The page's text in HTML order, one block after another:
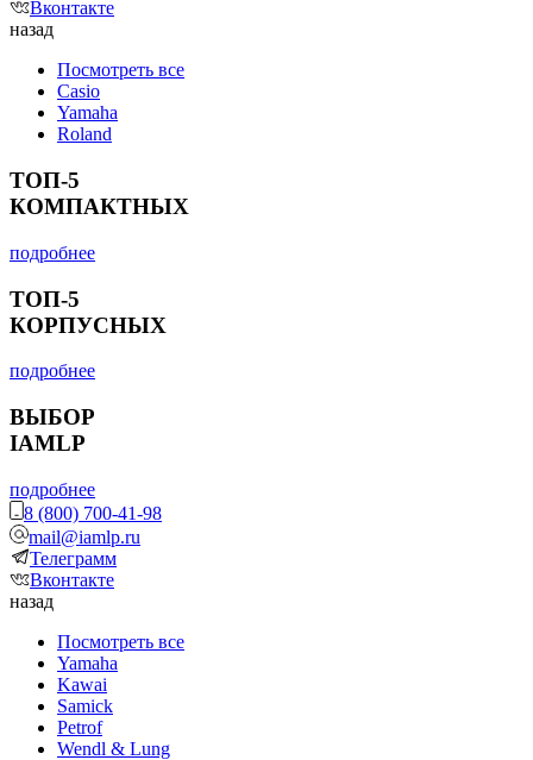
Вконтакте
назад
Посмотреть все
Casio
Yamaha
Roland
ТОП-5
КОМПАКТНЫХ
подробнее
ТОП-5
КОРПУСНЫХ
подробнее
ВЫБОР
IAMLP
подробнее
8 (800) 700-41-98
mail@iamlp.ru
Телеграмм
Вконтакте
назад
Посмотреть все
Yamaha
Kawai
Samick
Petrof
Wendl & Lung